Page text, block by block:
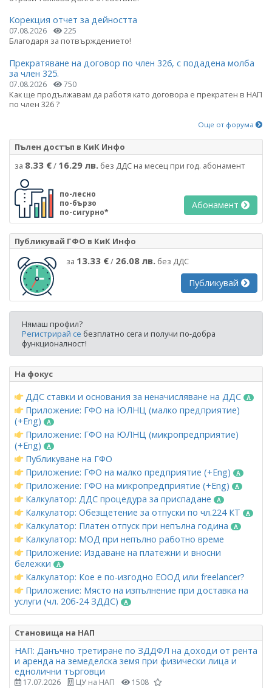
Корекция отчет за дейността
07.08.2026 225
Благодаря за потвърждението!
Прекратяване на договор по член 326, с подадена молба
за член 325.
07.08.2026 750
Как ще продължавам да работя като договора е прекратен в НАП
по член 326 ?
Още от форума
Пълен достъп в КиК Инфо
за 8.33 €/ 16.29 лв. без ДДС на месец при год. абонамент
по-лесно
по-бързо
по-сигурно*
Абонамент
Публикувай ГФО в КиК Инфо
за 13.33 €/ 26.08 лв. без ДДС
Публикувай
Нямаш профил?
Регистрирай се безплатно сега и получи по-добра
функционалност!
На фокус
ДДС ставки и основания за неначисляване на ДДС
Приложение: ГФО на ЮЛНЦ (малко предприятие)
(+Eng)
Приложение: ГФО на ЮЛНЦ (микропредприятие)
(+Eng)
Публикуване на ГФО
Приложение: ГФО на малко предприятие (+Eng)
Приложение: ГФО на микропредприятие (+Eng)
Калкулатор: ДДС процедура за приспадане
Калкулатор: Обезщетение за отпуски по чл.224 КТ
Калкулатор: Платен отпуск при непълна година
Калкулатор: МОД при непълно работно време
Приложение: Издаване на платежни и вносни
бележки
Калкулатор: Кое е по-изгодно ЕООД или freelancer?
Приложение: Място на изпълнение при доставка на
услуги (чл. 20б-24 ЗДДС)
Становища на НАП
НАП: Данъчно третиране по ЗДДФЛ на доходи от рента
и аренда на земеделска земя при физически лица и
еднолични търговци
17.07.2026 ЦУ на НАП 1508